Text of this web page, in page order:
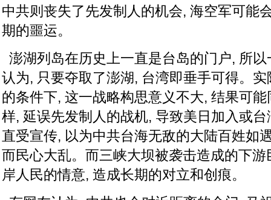
中共则丧失了先发制人的机会, 海空军可能
期的噩运。
澎湖列岛在历史上一直是台岛的门户, 所
认为, 只要夺取了澎湖, 台湾即垂手可得。
的条件下, 这一战略构思意义不大, 结果可
样, 延误先发制人的战机, 导致美日加入或
直受宣传, 以为中共台海无敌的大陆百姓如
而民心大乱。而三峡大坝被袭击造成的下
岸人民的情意, 造成长期的对立和创痕。